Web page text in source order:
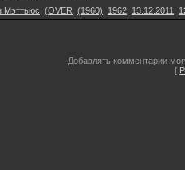
Мэттьюс (OVER (1960) 1962 13.12.2011
Добавлять комментарии
[